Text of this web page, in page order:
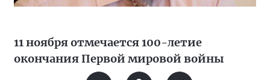
11 ноября отмечается 100-летие
окончания Первой мировой войны